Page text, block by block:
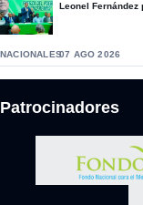
Leonel
NACIONALES07 AGO 2026
Patrocinadores